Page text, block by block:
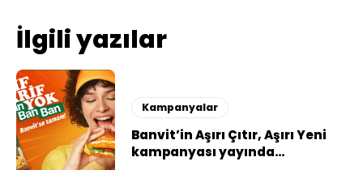
İlgili yazılar
Kampanyalar
Banvit’in Aşırı Çıtır, Aşırı Yeni
kampanyası yayında…